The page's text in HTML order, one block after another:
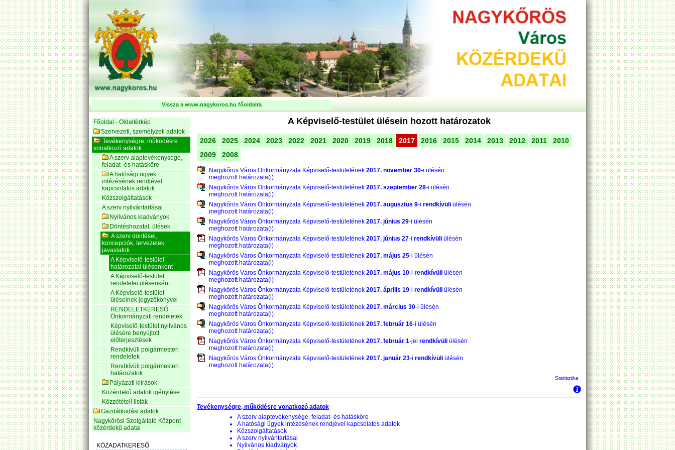
Vissza a www.nagykoros.hu főoldalra
Főoldal - Oldaltérkép
Szervezeti, személyzeti adatok
Tevékenységre, működésre
vonatkozó adatok
A szerv alaptevékenysége,
feladat- és hatásköre
A hatósági ügyek
intézésének rendjével
kapcsolatos adatok
Közszolgáltatások
A szerv nyilvántartásai
Nyilvános kiadványok
Döntéshozatal, ülések
A szerv döntései,
koncepciók, tervezetek,
javaslatok
A Képviselő-testület
határozatai ülésenként
A Képviselő-testület
rendeletei ülésenként
A Képviselő-testület
üléseinek jegyzőkönyvei
RENDELETKERESŐ
Önkormányzati rendeletek
Képviselő-testület nyilvános
ülésére benyújtott
előterjesztések
Rendkívüli polgármesteri
rendeletek
Rendkívüli polgármesteri
határozatok
Pályázati kiírások
Közérdekű adatok igénylése
Közzétételi listák
Gazdálkodási adatok
Nagykőrösi Szolgáltató Központ
közérdekű adatai
A Képviselő-testület ülésein hozott határozatok
2026 2025 2024 2023 2022 2021 2020 2019 2018 2017 2016 2015 2014 2013 2012 2011
2010
2009
2008
Nagykőrös Város Önkormányzata Képviselő-testületének 2017. november 30-i ülésén
meghozott határozata(i)
Nagykőrös Város Önkormányzata Képviselő-testületének 2017. szeptember 28-i ülésén
meghozott határozata(i)
Nagykőrös Város Önkormányzata Képviselő-testületének 2017. augusztus 9-i rendkívüli ülésén
meghozott határozata(i)
Nagykőrös Város Önkormányzata Képviselő-testületének 2017. június 29-i ülésén
meghozott határozata(i)
Nagykőrös Város Önkormányzata Képviselő-testületének 2017. június 27-i rendkívüli ülésén
meghozott határozata(i)
Nagykőrös Város Önkormányzata Képviselő-testületének 2017. május 25-i ülésén
meghozott határozata(i)
Nagykőrös Város Önkormányzata Képviselő-testületének 2017. május 10-i rendkívüli ülésén
meghozott határozata(i)
Nagykőrös Város Önkormányzata Képviselő-testületének 2017. április 19-i rendkívüli ülésén
meghozott határozata(i)
Nagykőrös Város Önkormányzata Képviselő-testületének 2017. március 30-i ülésén
meghozott határozata(i)
Nagykőrös Város Önkormányzata Képviselő-testületének 2017. február 16-i ülésén
meghozott határozata(i)
Nagykőrös Város Önkormányzata Képviselő-testületének 2017. február 1-jei rendkívüli ülésén
meghozott határozata(i)
Nagykőrös Város Önkormányzata Képviselő-testületének 2017. január 23-i rendkívüli ülésén
meghozott határozata(i)
Statisztika
Tevékenységre, működésre vonatkozó adatok
A szerv alaptevékenysége, feladat- és hatásköre
A hatósági ügyek intézésének rendjével kapcsolatos adatok
Közszolgáltatások
A szerv nyilvántartásai
Nyilvános kiadványok